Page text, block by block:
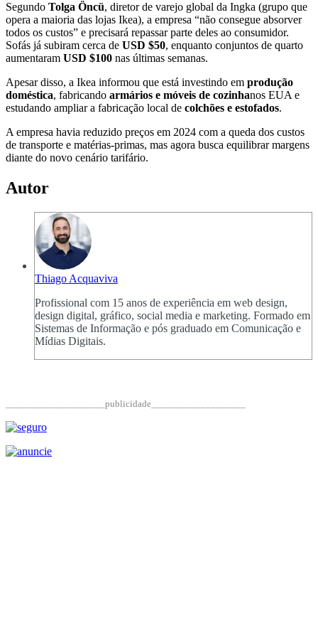
Segundo Tolga Öncü, diretor de varejo global da Ingka (grupo que
opera a maioria das lojas Ikea), a empresa “não consegue absorver
todos os custos” e precisará repassar parte deles ao consumidor.
Sofás já subiram cerca de USD $50, enquanto conjuntos de quarto
aumentaram USD $100 nas últimas semanas.
Apesar disso, a Ikea informou que está investindo em produção
doméstica, fabricando armários e móveis de cozinhanos EUA e
estudando ampliar a fabricação local de colchões e estofados.
A empresa havia reduzido preços em 2024 com a queda dos custos
de transporte e matérias-primas, mas agora busca equilibrar margens
diante do novo cenário tarifário.
Autor
Thiago Acquaviva
Profissional com 15 anos de experiência em web design,
design digital, gráfico, social media e marketing. Formado em
Sistemas de Informação e pós graduado em Comunicação e
Mídias Digitais.
____________________publicidade___________________